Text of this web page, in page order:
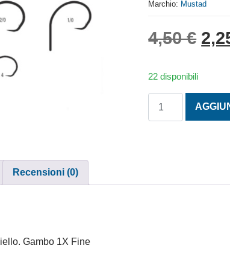
Marchio: Mustad
4,50€ Il
22 disponibili
Recensioni (0)
Gambo 1X Fine